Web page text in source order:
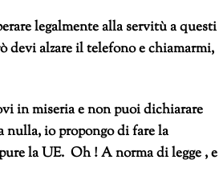
legalmente alla servitù a questi
devi alzare il telefono e chiamarmi,
in miseria e non puoi dichiarare
nulla, io propongo di fare la
la UE. Oh ! A norma di legge , e